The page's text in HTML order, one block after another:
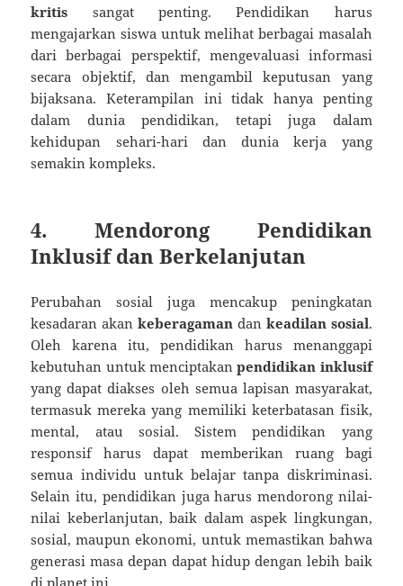
kritis sangat penting. Pendidikan harus
mengajarkan siswa untuk melihat berbagai masalah
dari berbagai perspektif, mengevaluasi informasi
secara objektif, dan mengambil keputusan yang
bijaksana. Keterampilan ini tidak hanya penting
dalam dunia pendidikan, tetapi juga dalam
kehidupan sehari-hari dan dunia kerja yang
semakin kompleks.
4. Mendorong Pendidikan
Inklusif dan Berkelanjutan
Perubahan sosial juga mencakup peningkatan
kesadaran akankeberagaman dan keadilan sosial.
Oleh karena itu, pendidikan harus menanggapi
kebutuhan untuk menciptakanpendidikan inklusif
yang dapat diakses oleh semua lapisan masyarakat,
termasuk mereka yang memiliki keterbatasan fisik,
mental, atau sosial. Sistem pendidikan yang
responsif harus dapat memberikan ruang bagi
semua individu untuk belajar tanpa diskriminasi.
Selain itu, pendidikan juga harus mendorong nilai-
nilai keberlanjutan, baik dalam aspek lingkungan,
sosial, maupun ekonomi, untuk memastikan bahwa
generasi masa depan dapat hidup dengan lebih baik
di planet ini.